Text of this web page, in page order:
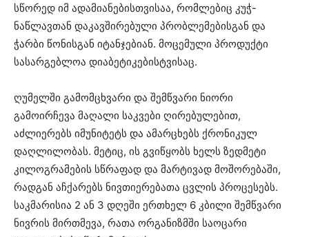
სწორედ იმ ადამიანებისთვისაა, რომლებიც კუჭ-
ნაწლავთან დაკავშირებული პრობლემებისგან და
ჭარბი წონისგან იტანჯებიან. მოცემული პროდუქტი
სასარგებლოა დიაბეტიკებისტვისაც.
ღუმელში გამომცხვარი და შემწვარი ნიორი
გამოირჩევა მაღალი საკვები ღირებულებით,
აძლიერებს იმუნიტეტს და ამარცხებს ქრონიკულ
დაღლილობას. მეტიც, ის გვიწყობს ხელს ზედმეტი
კილოგრამების სწრაფად და მარტივად მოშორებაში,
რადგან აჩქარებს ნივთიერებათა ცვლის პროცესებს.
საკმარისია 2 ან 3 დღეში ერთხელ 6 კბილი შემწვარი
ნივრის მირთმევა, რათა ორგანიზმში საოცარი